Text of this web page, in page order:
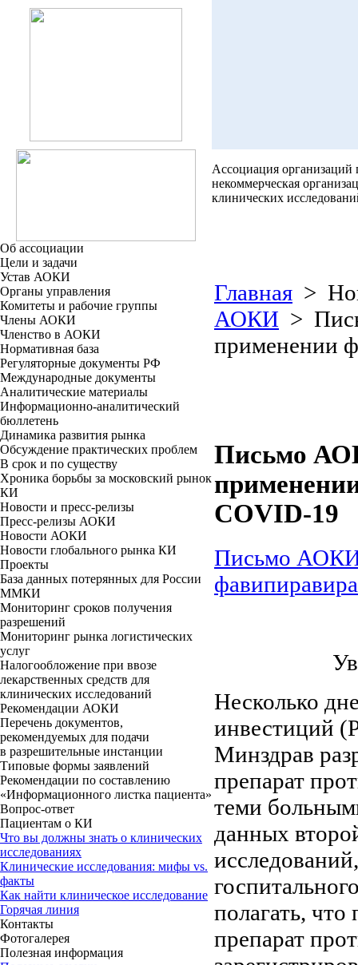
Об ассоциации
Цели и задачи
Устав АОКИ
Органы управления
Комитеты и рабочие группы
Члены АОКИ
Членство в АОКИ
Нормативная база
Регуляторные документы РФ
Международные документы
Аналитические материалы
Информационно-аналитический
бюллетень
Динамика развития рынка
Обсуждение практических проблем
В срок и по существу
Хроника борьбы за московский рынок
КИ
Новости и пресс-релизы
Пресс-релизы АОКИ
Новости АОКИ
Новости глобального рынка КИ
Проекты
База данных потерянных для России
ММКИ
Мониторинг сроков получения
разрешений
Мониторинг рынка логистических
услуг
Налогообложение при ввозе
лекарственных средств для
клинических исследований
Рекомендации АОКИ
Перечень документов,
рекомендуемых для подачи
в разрешительные инстанции
Типовые формы заявлений
Рекомендации по составлению
«Информационного листка пациента»
Вопрос-ответ
Пациентам о КИ
Что вы должны знать о клинических
исследованиях
Клинические исследования: мифы vs.
факты
Как найти клиническое исследование
Горячая линия
Контакты
Фотогалерея
Полезная информация
Ассоциация
некоммерческая
клинических
Главная >
АОКИ >
применении
Письмо
COVID-19
Письмо АОКИ
Несколько
инвестиций
Минздрав
препарат
теми
данных
полагать,
препарат